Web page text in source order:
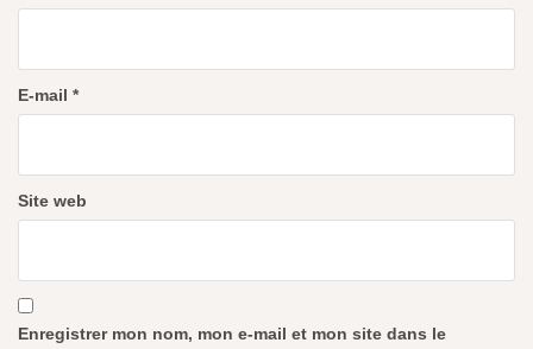
E-mail *
Site web
Enregistrer mon nom, mon e-mail et mon site dans le